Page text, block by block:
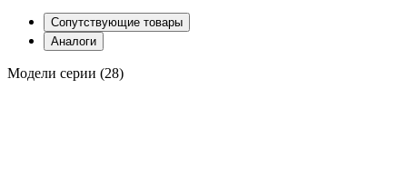
Сопутствующие товары
Аналоги
Модели серии (28)